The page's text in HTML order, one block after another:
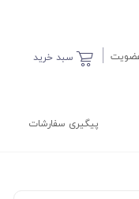
سبد خرید عضویت
پیگیری سفارشات